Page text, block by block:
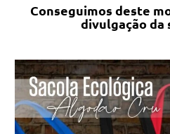
Conseguimos deste
divulgação da